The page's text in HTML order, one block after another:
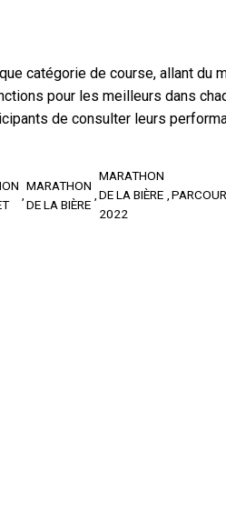
catégorie de course, allant
pour les meilleurs dans
de consulter leurs
MARATHON
DE LA BIÈRE
MARATHON
DE LA BIÈRE
2022